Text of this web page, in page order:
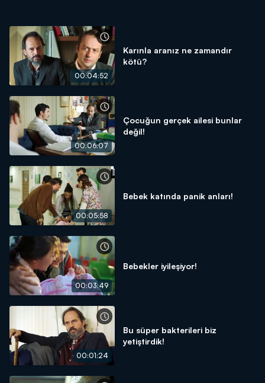
00:04:52
Karınla aranız ne zamandır
kötü?
00:06:07
Çocuğun gerçek ailesi bunlar
değil!
00:05:58
Bebek katında panik anları!
00:03:49
Bebekler iyileşiyor!
00:01:24
Bu süper bakterileri biz
yetiştirdik!